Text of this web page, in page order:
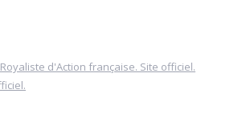
d'Action française. Site officiel.